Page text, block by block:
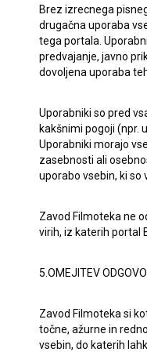
centrom.«
, dekan Fakultete
Ljubljani poudaril:»Dnevi
med Črno goro in
Fakultete dramskih
kinematografije.
med akademskima
projekte in
meje, takšna
dneh si bo
Vuletićater
Brez izrecnega
drugačna uporaba
tega portala.
predvajanje, javno
dovoljena uporaba
Uporabniki so pred
kakšnimi pogoji (npr.
Uporabniki morajo
zasebnosti ali
uporabo vsebin, ki so
Zavod Filmoteka ne
virih, iz katerih portal
5.OMEJITEV
Zavod Filmoteka si
točne, ažurne in
vsebin, do katerih